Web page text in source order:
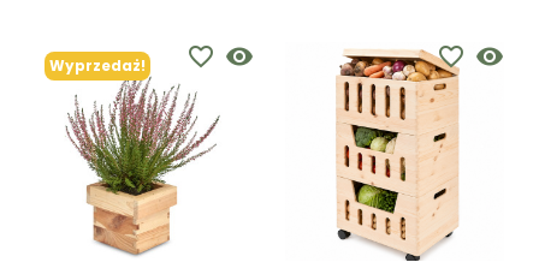
Wyprzedaż! visibility
favorite_border visibility
favorite_border